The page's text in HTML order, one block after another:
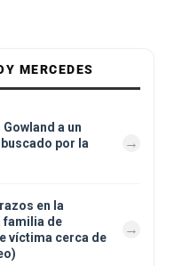
MERCEDES
a un
por la
en la
familia de
víctima cerca de